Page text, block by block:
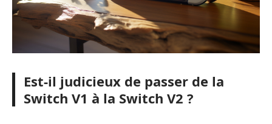
Est-il judicieux de passer de la
Switch V1 à la Switch V2 ?